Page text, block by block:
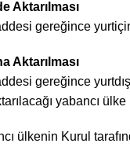
Aktarılması
gereğince
Aktarılması
gereğince
yabancı
ülkenin Kurul